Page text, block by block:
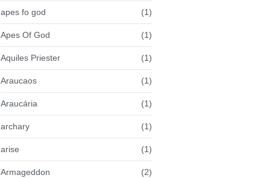
apes fo god (1)
Apes Of God (1)
Aquiles Priester (1)
Araucaos (1)
Araucária (1)
archary (1)
arise (1)
Armageddon (2)